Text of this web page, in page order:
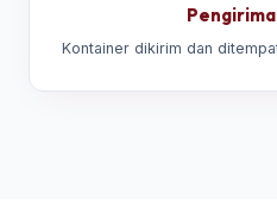
Kontainer dikirim dan